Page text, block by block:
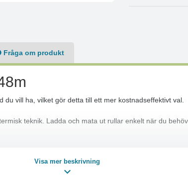
Fråga om produkt
vill ha, vilket gör detta till ett mer kostnadseffektivt val.
teknik. Ladda och mata ut rullar enkelt när du
580N, 650TD, 700, 710W, 720NW, 1050, 1050 Typ A,
Visa mer beskrivning